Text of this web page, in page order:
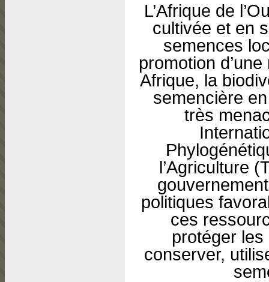
L’Afrique de
cultivée et en
semences
promotion
Afrique, la
semencière
très
l’Agriculture
politiques
ces
protéger
conserver,